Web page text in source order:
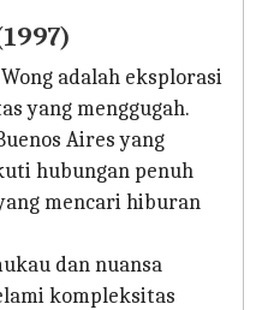
adalah eksplorasi
yang menggugah.
Aires yang
hubungan penuh
mencari hiburan
dan nuansa
kompleksitas